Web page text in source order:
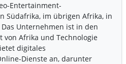
Entertainment-
Südafrika, im übrigen Afrika, in
Unternehmen ist in den
von Afrika und Technologie
digitales
Dienste an, darunter